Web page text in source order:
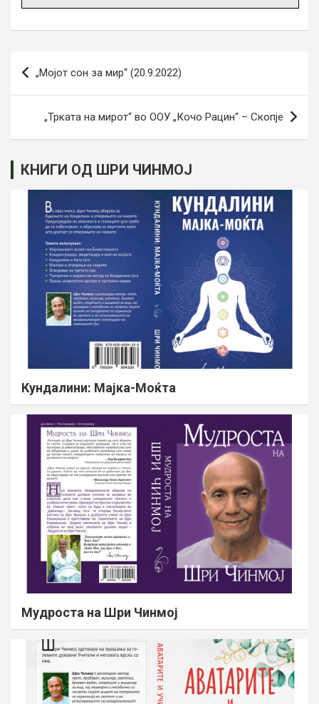
Post
navigation
„Мојот сон за мир“ (20.9.2022)
„Трката на мирот“ во ООУ „Кочо Рацин“ – Скопје
КНИГИ ОД ШРИ ЧИНМОЈ
Кундалини: Мајка-Моќта
Мудроста на Шри Чинмој